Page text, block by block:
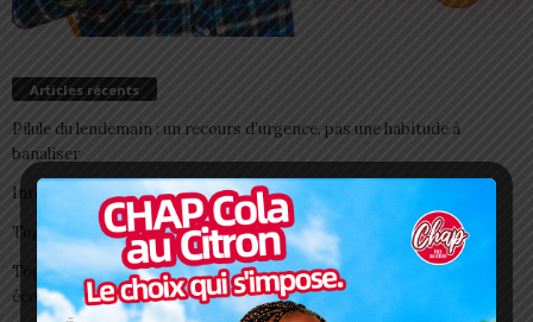
Articles récents
Pilule du lendemain : un recours d’urgence, pas une habitude à
banaliser
Interclubs CAF: ASCK et ASKO face à deux gros morceaux
Togo/ Boissons énergisantes: l’État tire la sonnette d’alarme
Togo/ Rentrée scolaire 2026-2027: consultez la liste officielle des
écoles autorisées